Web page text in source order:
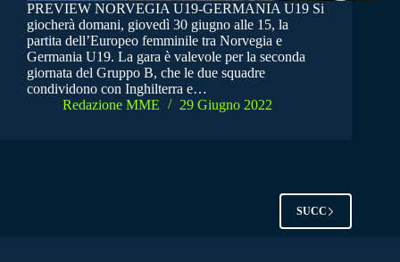
PREVIEW NORVEGIA U19-GERMANIA U19 Si
giocherà domani, giovedì 30 giugno alle 15, la
partita dell’Europeo femminile tra Norvegia e
Germania U19. La gara è valevole per la seconda
giornata del Gruppo B, che le due squadre
condividono con Inghilterra e…
Redazione MME
29 Giugno 2022
SUCC